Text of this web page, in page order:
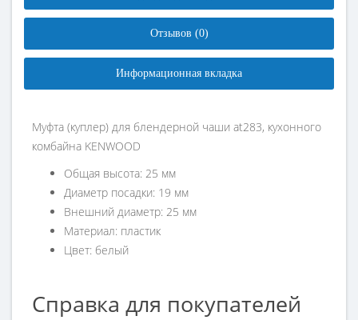
Отзывов (0)
Информационная вкладка
Муфта (куплер) для блендерной чаши at283, кухонного
комбайна KENWOOD
Общая высота: 25 мм
Диаметр посадки: 19 мм
Внешний диаметр: 25 мм
Материал: пластик
Цвет: белый
Справка для покупателей